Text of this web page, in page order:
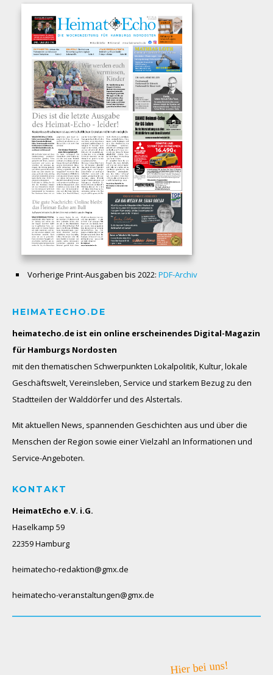
Vorherige Print-Ausgaben bis 2022: PDF-Archiv
HEIMATECHO.DE
heimatecho.de ist ein online erscheinendes Digital-Magazin
für Hamburgs Nordosten
mit den thematischen Schwerpunkten Lokalpolitik, Kultur, lokale
Geschäftswelt, Vereinsleben, Service und starkem Bezug zu den
Stadtteilen der Walddörfer und des Alstertals.
Mit aktuellen News, spannenden Geschichten aus und über die
Menschen der Region sowie einer Vielzahl an Informationen und
Service-Angeboten.
KONTAKT
HeimatEcho e.V. i.G.
Haselkamp 59
22359 Hamburg
heimatecho-redaktion@gmx.de
heimatecho-veranstaltungen@gmx.de